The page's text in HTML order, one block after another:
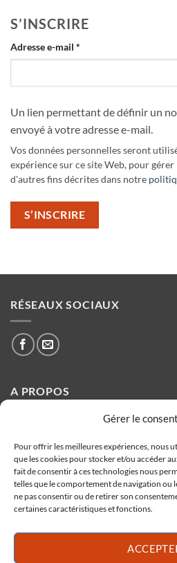
Gérer le
Pour offrir les meilleures expériences, nous
que les cookies pour stocker et/ou accéder
fait de consentir à ces technologies nous
telles que le comportement de navigation ou
ne pas consentir ou de retirer son
certaines caractéristiques et fonctions.
S’INSCRIRE
Adresse e-mail *
Un lien permettant de définir un
envoyé à votre adresse e-mail.
Vos données personnelles seront
expérience sur ce site Web, pour
d'autres fins décrites dans notre
S’INSCRIRE
RÉSEAUX SOCIAUX
A PROPOS
propose toute l'année des
sa production artisanale.
BISCUITERIE NAVARRO